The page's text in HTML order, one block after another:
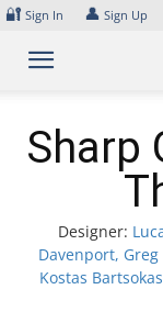
Skip
content
🔐 Sign In 👤 Sign Up
Sharp
Designer:
Davenport, Greg
Kostas